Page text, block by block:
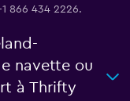
866 434 2226.
navette ou
à Thrifty